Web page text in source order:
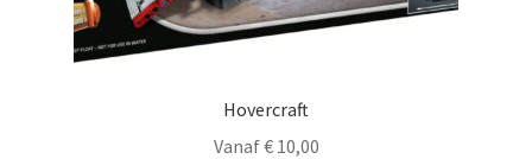
Hovercraft
Vanaf€10,00